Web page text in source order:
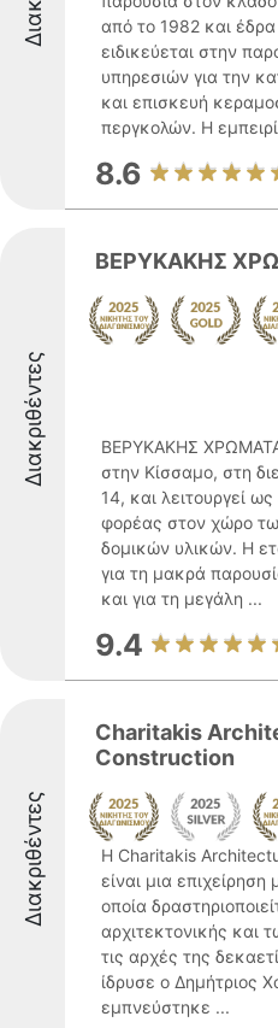
από το 1982 και
ειδικεύεται στην
υπηρεσιών για την
και επισκευή
περγκολών. Η
8.6
Διακριθέντες
ΒΕΡΥΚΑΚΗΣ
ΒΕΡΥΚΑΚΗΣ ΧΡΩΜΑΤΑ
στην Κίσσαμο, στη
14, και λειτουργεί
φορέας στον χώρο
δομικών υλικών. Η
για τη μακρά
και για τη μεγάλη ...
9.4
Διακριθέντες
Charitakis
Construction
Η Charitakis
είναι μια
οποία
αρχιτεκτονικής και
τις αρχές της
ίδρυσε ο Δημήτριος
εμπνεύστηκε ...